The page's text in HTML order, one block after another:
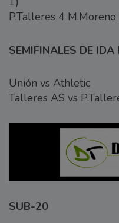
P.Talleres 4
SEMIFINALES DE IDA
Unión vs Athletic
Talleres AS vs
SUB-20